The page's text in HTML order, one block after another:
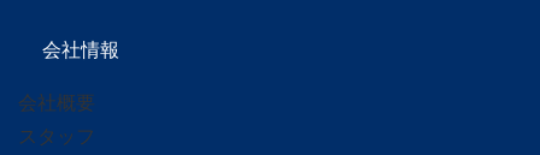
会社情報
会社概要
スタッフ